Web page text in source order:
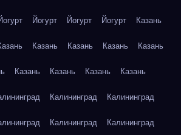
Йогурт Йогурт Йогурт Казань
Казань Казань Казань Казань
Казань Казань Казань Казань
Калининград Калининград
Калининград Калининград